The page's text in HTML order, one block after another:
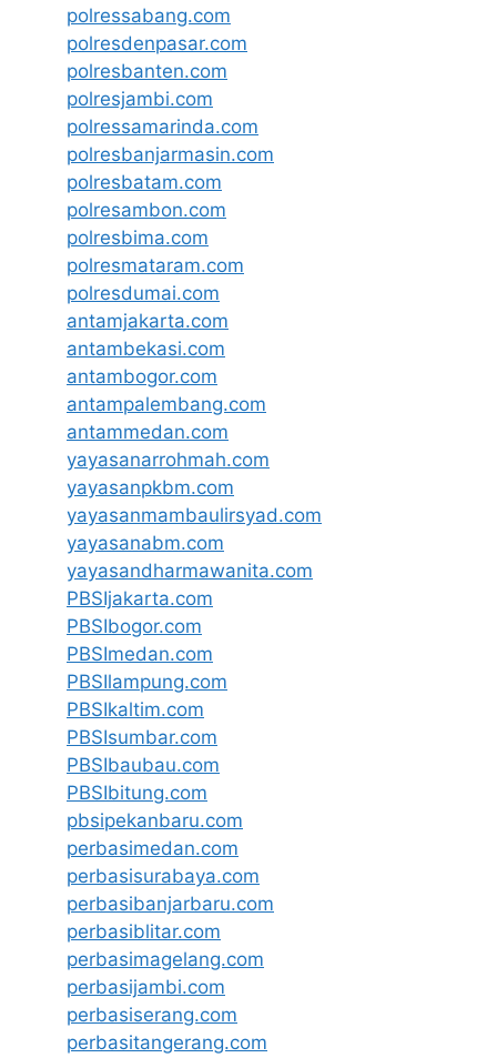
polressabang.com
polresdenpasar.com
polresbanten.com
polresjambi.com
polressamarinda.com
polresbanjarmasin.com
polresbatam.com
polresambon.com
polresbima.com
polresmataram.com
polresdumai.com
antamjakarta.com
antambekasi.com
antambogor.com
antampalembang.com
antammedan.com
yayasanarrohmah.com
yayasanpkbm.com
yayasanmambaulirsyad.com
yayasanabm.com
yayasandharmawanita.com
PBSIjakarta.com
PBSIbogor.com
PBSImedan.com
PBSIlampung.com
PBSIkaltim.com
PBSIsumbar.com
PBSIbaubau.com
PBSIbitung.com
pbsipekanbaru.com
perbasimedan.com
perbasisurabaya.com
perbasibanjarbaru.com
perbasiblitar.com
perbasimagelang.com
perbasijambi.com
perbasiserang.com
perbasitangerang.com